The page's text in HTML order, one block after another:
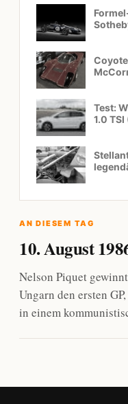
Test:
1.0
AN DIESEM TAG
10. August
Nelson Piquet
Ungarn den ersten
in einem